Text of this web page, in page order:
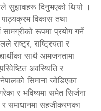
सुझावहरू दिनुभएको थियो ।
विकास तथा
सामग्रीको रूपमा प्रयोग गर्ने
राष्ट्र, राष्ट्रियता र
साथै आमजनतामा
अवस्थिति र
सिमाना जोडिएका
र भविष्यमा समेत सिर्जना
र समाधानमा सहजीकरणका